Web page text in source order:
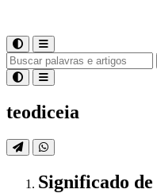
teodiceia
Significado de